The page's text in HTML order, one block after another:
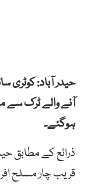
حیدر آباد:
ہوگئے۔
ذرائع کے مطابق